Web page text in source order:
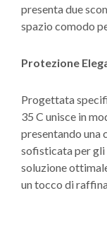
presenta due
spazio comodo
Protezione
Progettata
35 C unisce in
presentando
sofisticata per gli
soluzione
un tocco di